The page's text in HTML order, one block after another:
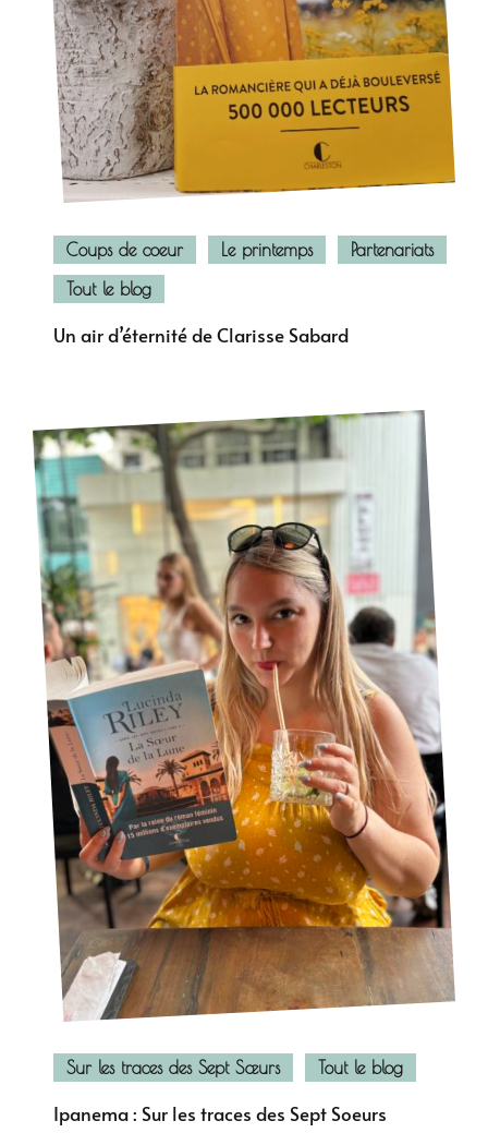
Coups de coeur Le printemps
Partenariats
Tout le blog
Un air d’éternité de Clarisse Sabard
Sur les traces des Sept Sœurs Tout le blog
Ipanema : Sur les traces des Sept Soeurs